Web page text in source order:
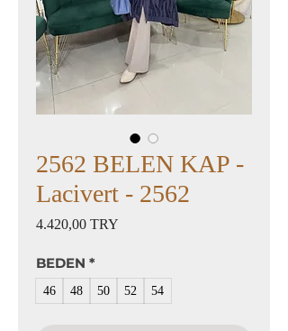
2562 BELEN KAP -
Lacivert - 2562
4.420,00 TRY
BEDEN *
46 48 50 52 54